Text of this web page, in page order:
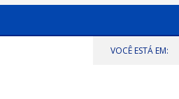
VOCÊ ESTÁ EM: